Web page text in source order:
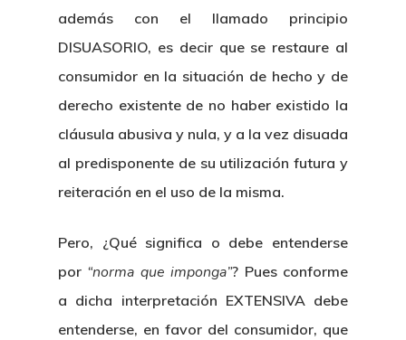
además con el llamado principio
DISUASORIO, es decir que se restaure al
consumidor en la situación de hecho y de
derecho existente de no haber existido la
cláusula abusiva y nula, y a la vez disuada
al predisponente de su utilización futura y
reiteración en el uso de la misma.
Pero, ¿Qué significa o debe entenderse
por “norma que imponga”? Pues conforme
a dicha interpretación EXTENSIVA debe
entenderse, en favor del consumidor, que